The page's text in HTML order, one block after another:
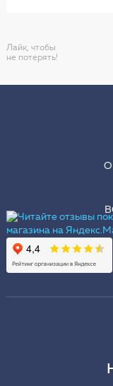
Лайк, чтобы
не потерять!